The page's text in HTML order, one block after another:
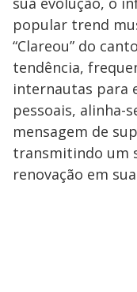
popular trend
“Clareou” do
tendência,
internautas para
pessoais, alinha-
mensagem de
transmitindo um
renovação em